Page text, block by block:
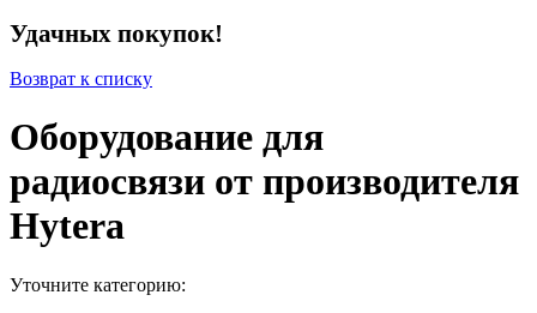
Удачных покупок!
Возврат к списку
Оборудование для
радиосвязи от производителя
Hytera
Уточните категорию: